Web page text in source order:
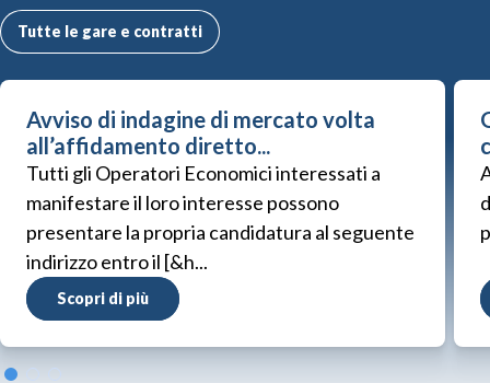
Tutte le gare e contratti
Avviso di indagine di mercato volta
all’affidamento diretto...
Tutti gli Operatori Economici interessati a
manifestare il loro interesse possono
presentare la propria candidatura al seguente
indirizzo entro il [&h...
Scopri di più